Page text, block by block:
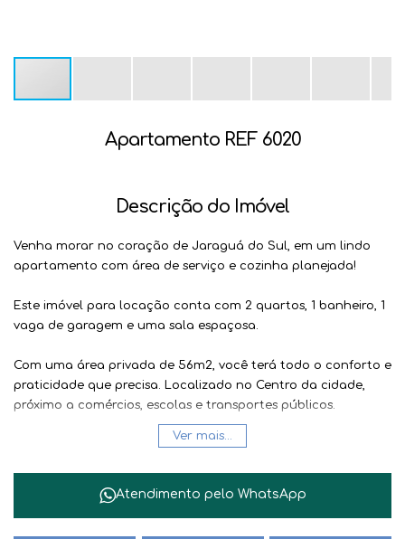
Apartamento REF 6020
Descrição do Imóvel
Venha morar no coração de Jaraguá do Sul, em um lindo
apartamento com área de serviço e cozinha planejada!
Este imóvel para locação conta com 2 quartos, 1 banheiro, 1
vaga de garagem e uma sala espaçosa.
Com uma área privada de 56m2, você terá todo o conforto e
praticidade que precisa. Localizado no Centro da cidade,
próximo a comércios, escolas e transportes públicos.
Não perca essa oportunidade, entre em contato e agende
"Demais taxas a serem informados pela imobiliária.
Ver mais...
Atendimento pelo WhatsApp